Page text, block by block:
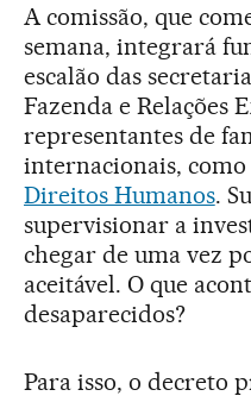
A comissão, que
semana, integrará
escalão das
Fazenda e Relações
representantes de
internacionais,
Direitos Humanos.
supervisionar a
chegar de uma vez
aceitável. O que
desaparecidos?
Para isso, o decreto